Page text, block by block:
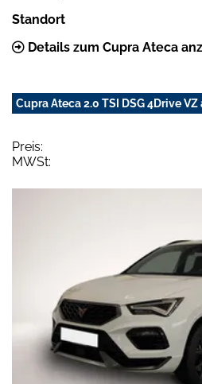
Standort
Details zum Cupra Ateca
Cupra Ateca 2.0 TSI DSG 4Drive
Preis:
MWSt: